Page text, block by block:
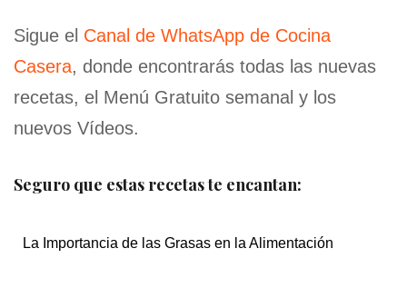
Sigue el Canal de WhatsApp de Cocina
Casera, donde encontrarás todas las nuevas
recetas, el Menú Gratuito semanal y los
nuevos Vídeos.
Seguro que estas recetas te encantan:
La Importancia de las Grasas en la Alimentación